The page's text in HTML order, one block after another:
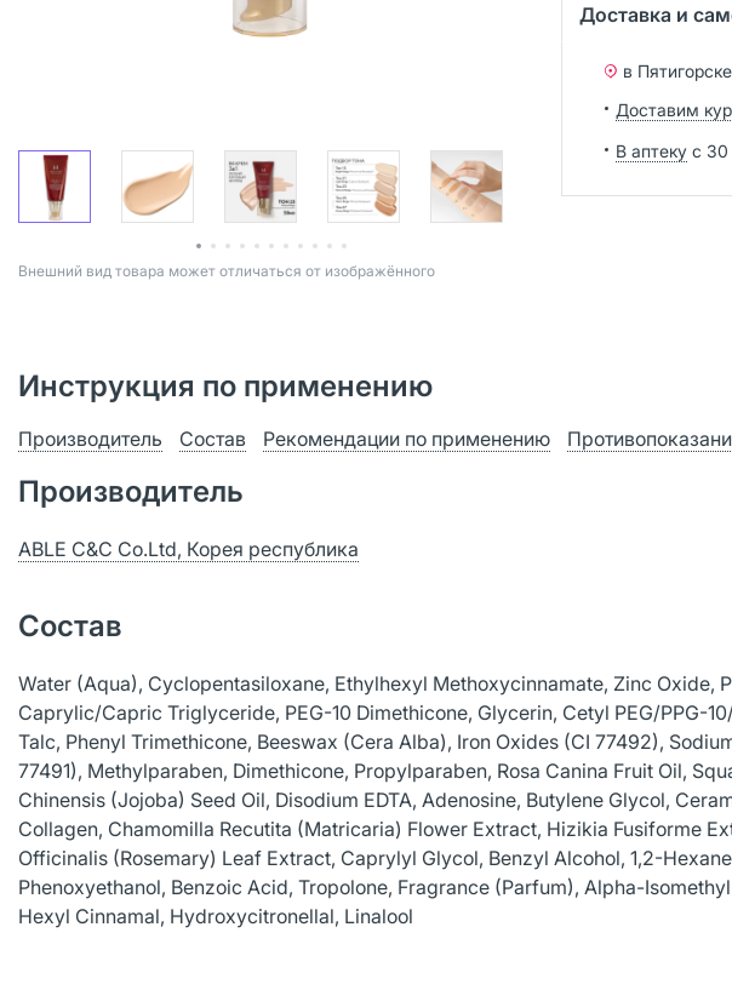
Bнешний вид товара может отличаться от изображённого
Доставка и
в Пятигорске
Доставим
В аптеку с 30
Инструкция по применению
Производитель Состав Рекомендации по применению
Производитель
ABLE C&C Co.Ltd, Корея республика
Состав
Water (Aqua), Cyclopentasiloxane, Ethylhexyl Methoxycinnamate, Zinc Oxide,
Caprylic/Capric Triglyceride, PEG-10 Dimethicone, Glycerin, Cetyl PEG/PPG-
Talc, Phenyl Trimethicone, Beeswax (Cera Alba), Iron Oxides (CI 77492),
77491), Methylparaben, Dimethicone, Propylparaben, Rosa Canina Fruit Oil,
Chinensis (Jojoba) Seed Oil, Disodium EDTA, Adenosine, Butylene Glycol,
Collagen, Chamomilla Recutita (Matricaria) Flower Extract, Hizikia Fusiforme
Officinalis (Rosemary) Leaf Extract, Caprylyl Glycol, Benzyl Alcohol, 1,2-
Phenoxyethanol, Benzoic Acid, Tropolone, Fragrance (Parfum), Alpha-
Hexyl Cinnamal, Hydroxycitronellal, Linalool